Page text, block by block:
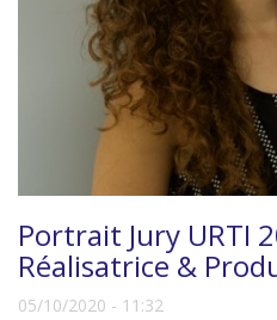
Portrait Jury URTI
Réalisatrice &
05/10/2020 - 11:32